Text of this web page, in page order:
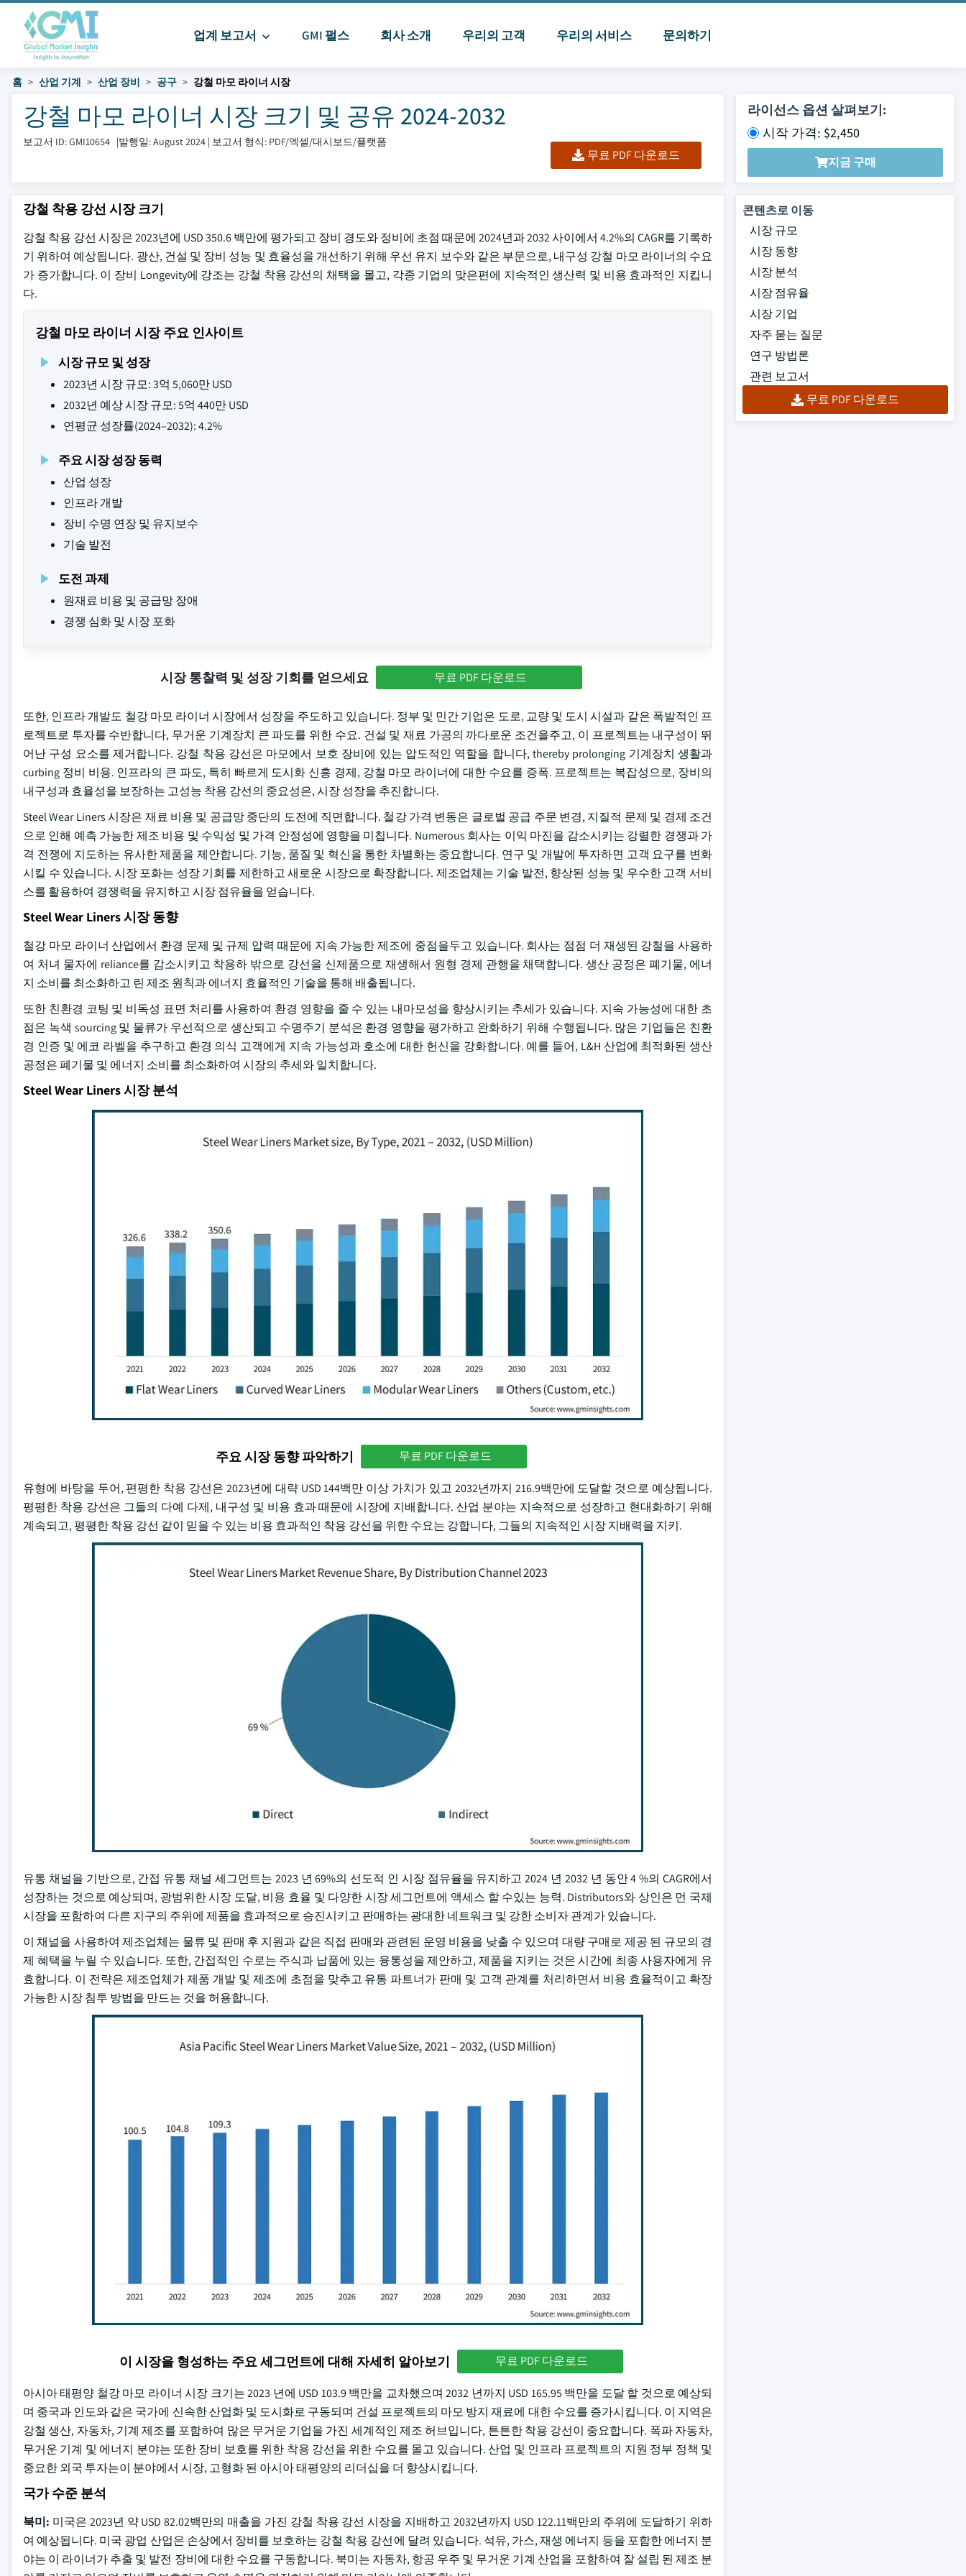
업계 보고서 GMI 펄스 회사 소개 우리의 고객 우리의 서비스 문의하기
홈 산업 기계 산업 장비 공구 강철 마모 라이너 시장
강철 마모 라이너 시장 크기 및 공유 2024-2032
보고서 ID: GMI10654 |발행일: August 2024 | 보고서 형식: PDF/엑셀/대시보드/플랫폼
무료 PDF 다운로드
라이선스 옵션 살펴보기:
시작 가격: $2,450
지금 구매
강철 착용 강선 시장 크기
강철 착용 강선 시장은 2023년에 USD 350.6 백만에 평가되고 장비 경도와 정비에 초점 때문에 2024년과 2032 사이에서 4.2%의 CAGR를 기록하
기 위하여 예상됩니다. 광산, 건설 및 장비 성능 및 효율성을 개선하기 위해 우선 유지 보수와 같은 부문으로, 내구성 강철 마모 라이너의 수요
가 증가합니다. 이 장비 Longevity에 강조는 강철 착용 강선의 채택을 몰고, 각종 기업의 맞은편에 지속적인 생산력 및 비용 효과적인 지킵니
다.
강철 마모 라이너 시장 주요 인사이트
시장 규모 및 성장
2023년 시장 규모: 3억 5,060만 USD
2032년 예상 시장 규모: 5억 440만 USD
연평균 성장률(2024–2032): 4.2%
주요 시장 성장 동력
산업 성장
인프라 개발
장비 수명 연장 및 유지보수
기술 발전
도전 과제
원재료 비용 및 공급망 장애
경쟁 심화 및 시장 포화
시장 통찰력 및 성장 기회를 얻으세요 무료 PDF 다운로드
또한, 인프라 개발도 철강 마모 라이너 시장에서 성장을 주도하고 있습니다. 정부 및 민간 기업은 도로, 교량 및 도시 시설과 같은 폭발적인 프
로젝트로 투자를 수반합니다, 무거운 기계장치 큰 파도를 위한 수요. 건설 및 재료 가공의 까다로운 조건을주고, 이 프로젝트는 내구성이 뛰
어난 구성 요소를 제거합니다. 강철 착용 강선은 마모에서 보호 장비에 있는 압도적인 역할을 합니다, thereby prolonging 기계장치 생활과
curbing 정비 비용. 인프라의 큰 파도, 특히 빠르게 도시화 신흥 경제, 강철 마모 라이너에 대한 수요를 증폭. 프로젝트는 복잡성으로, 장비의
내구성과 효율성을 보장하는 고성능 착용 강선의 중요성은, 시장 성장을 추진합니다.
Steel Wear Liners 시장은 재료 비용 및 공급망 중단의 도전에 직면합니다. 철강 가격 변동은 글로벌 공급 주문 변경, 지질적 문제 및 경제 조건
으로 인해 예측 가능한 제조 비용 및 수익성 및 가격 안정성에 영향을 미칩니다. Numerous 회사는 이익 마진을 감소시키는 강렬한 경쟁과 가
격 전쟁에 지도하는 유사한 제품을 제안합니다. 기능, 품질 및 혁신을 통한 차별화는 중요합니다. 연구 및 개발에 투자하면 고객 요구를 변화
시킬 수 있습니다. 시장 포화는 성장 기회를 제한하고 새로운 시장으로 확장합니다. 제조업체는 기술 발전, 향상된 성능 및 우수한 고객 서비
스를 활용하여 경쟁력을 유지하고 시장 점유율을 얻습니다.
Steel Wear Liners 시장 동향
철강 마모 라이너 산업에서 환경 문제 및 규제 압력 때문에 지속 가능한 제조에 중점을두고 있습니다. 회사는 점점 더 재생된 강철을 사용하
여 처녀 물자에 reliance를 감소시키고 착용하 밖으로 강선을 신제품으로 재생해서 원형 경제 관행을 채택합니다. 생산 공정은 폐기물, 에너
지 소비를 최소화하고 린 제조 원칙과 에너지 효율적인 기술을 통해 배출됩니다.
또한 친환경 코팅 및 비독성 표면 처리를 사용하여 환경 영향을 줄 수 있는 내마모성을 향상시키는 추세가 있습니다. 지속 가능성에 대한 초
점은 녹색 sourcing 및 물류가 우선적으로 생산되고 수명주기 분석은 환경 영향을 평가하고 완화하기 위해 수행됩니다. 많은 기업들은 친환
경 인증 및 에코 라벨을 추구하고 환경 의식 고객에게 지속 가능성과 호소에 대한 헌신을 강화합니다. 예를 들어, L&H 산업에 최적화된 생산
공정은 폐기물 및 에너지 소비를 최소화하여 시장의 추세와 일치합니다.
Steel Wear Liners 시장 분석
주요 시장 동향 파악하기 무료 PDF 다운로드
유형에 바탕을 두어, 편평한 착용 강선은 2023년에 대략 USD 144백만 이상 가치가 있고 2032년까지 216.9백만에 도달할 것으로 예상됩니다.
평평한 착용 강선은 그들의 다예 다제, 내구성 및 비용 효과 때문에 시장에 지배합니다. 산업 분야는 지속적으로 성장하고 현대화하기 위해
계속되고, 평평한 착용 강선 같이 믿을 수 있는 비용 효과적인 착용 강선을 위한 수요는 강합니다, 그들의 지속적인 시장 지배력을 지키.
유통 채널을 기반으로, 간접 유통 채널 세그먼트는 2023 년 69%의 선도적 인 시장 점유율을 유지하고 2024 년 2032 년 동안 4 %의 CAGR에서
성장하는 것으로 예상되며, 광범위한 시장 도달, 비용 효율 및 다양한 시장 세그먼트에 액세스 할 수있는 능력. Distributors와 상인은 먼 국제
시장을 포함하여 다른 지구의 주위에 제품을 효과적으로 승진시키고 판매하는 광대한 네트워크 및 강한 소비자 관계가 있습니다.
이 채널을 사용하여 제조업체는 물류 및 판매 후 지원과 같은 직접 판매와 관련된 운영 비용을 낮출 수 있으며 대량 구매로 제공 된 규모의 경
제 혜택을 누릴 수 있습니다. 또한, 간접적인 수로는 주식과 납품에 있는 융통성을 제안하고, 제품을 지키는 것은 시간에 최종 사용자에게 유
효합니다. 이 전략은 제조업체가 제품 개발 및 제조에 초점을 맞추고 유통 파트너가 판매 및 고객 관계를 처리하면서 비용 효율적이고 확장
가능한 시장 침투 방법을 만드는 것을 허용합니다.
이 시장을 형성하는 주요 세그먼트에 대해 자세히 알아보기 무료 PDF 다운로드
아시아 태평양 철강 마모 라이너 시장 크기는 2023 년에 USD 103.9 백만을 교차했으며 2032 년까지 USD 165.95 백만을 도달 할 것으로 예상되
며 중국과 인도와 같은 국가에 신속한 산업화 및 도시화로 구동되며 건설 프로젝트의 마모 방지 재료에 대한 수요를 증가시킵니다. 이 지역은
강철 생산, 자동차, 기계 제조를 포함하여 많은 무거운 기업을 가진 세계적인 제조 허브입니다, 튼튼한 착용 강선이 중요합니다. 폭파 자동차,
무거운 기계 및 에너지 분야는 또한 장비 보호를 위한 착용 강선을 위한 수요를 몰고 있습니다. 산업 및 인프라 프로젝트의 지원 정부 정책 및
중요한 외국 투자는이 분야에서 시장, 고형화 된 아시아 태평양의 리더십을 더 향상시킵니다.
국가 수준 분석
북미: 미국은 2023년 약 USD 82.02백만의 매출을 가진 강철 착용 강선 시장을 지배하고 2032년까지 USD 122.11백만의 주위에 도달하기 위하
여 예상됩니다. 미국 광업 산업은 손상에서 장비를 보호하는 강철 착용 강선에 달려 있습니다. 석유, 가스, 재생 에너지 등을 포함한 에너지 분
야는 이 라이너가 추출 및 발전 장비에 대한 수요를 구동합니다. 북미는 자동차, 항공 우주 및 무거운 기계 산업을 포함하여 잘 설립 된 제조 분
콘텐츠로 이동
시장 규모
시장 동향
시장 분석
시장 점유율
시장 기업
자주 묻는 질문
연구 방법론
관련 보고서
무료 PDF 다운로드